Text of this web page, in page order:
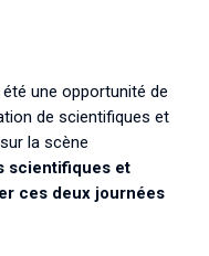
une opportunité de
de scientifiques et
la scène
scientifiques et
ces deux journées